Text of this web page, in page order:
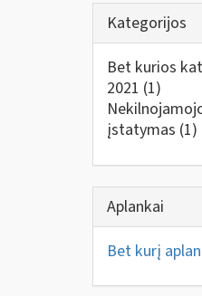
Kategorijos
Bet kurios
2021 (1)
įstatymas (1)
Aplankai
Bet kurį